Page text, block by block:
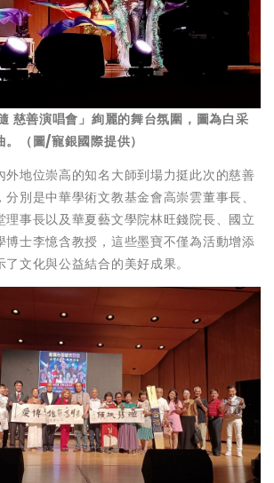
慈善演唱會」絢麗的舞台氛圍，圖為白采
（圖/寵銀國際提供）
外地位崇高的知名大師到場力挺此次的慈善
別是中華學術文教基金會高崇雲董事長、
理事長以及華夏藝文學院林旺錢院長、國立
博士李憶含教授，這些墨寶不僅為活動增添
文化與公益結合的美好成果。